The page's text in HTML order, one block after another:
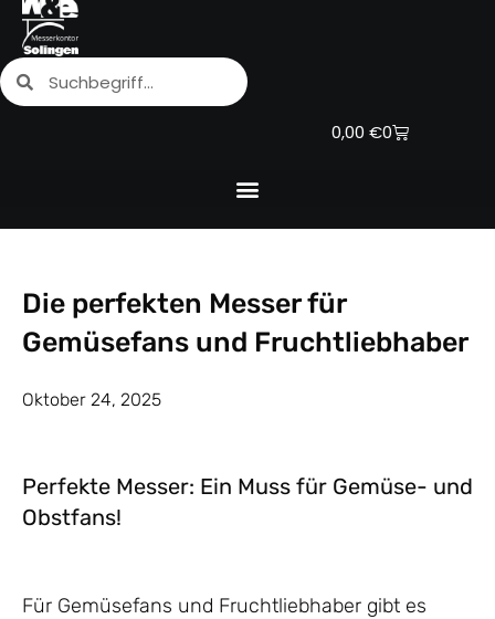
Zum
Inhalt
springen
SucheSuche
0,00 €0
Warenkorb
Die perfekten Messer für
Gemüsefans und Fruchtliebhaber
Oktober 24, 2025
Perfekte Messer: Ein Muss für Gemüse- und
Obstfans!
Für Gemüsefans und Fruchtliebhaber gibt es